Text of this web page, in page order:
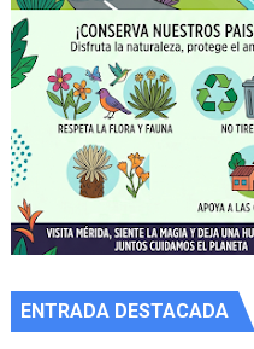
ENTRADA DESTACADA